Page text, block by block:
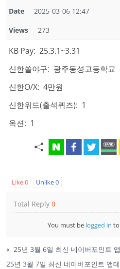
Date 2025-03-06 12:47
Views 273
KB Pay: 25.3.1~3.31
신한쏠야구: 광주동성고등학교
신한O/X: 4만원
신한위드(출석퀴즈): 1
옥션: 1
Like0 Unlike0
Total Reply0
You must be logged in
« 25년 3월 6일 최신 네이버포인트
25년 3월 7일 최신 네이버포인트 앱